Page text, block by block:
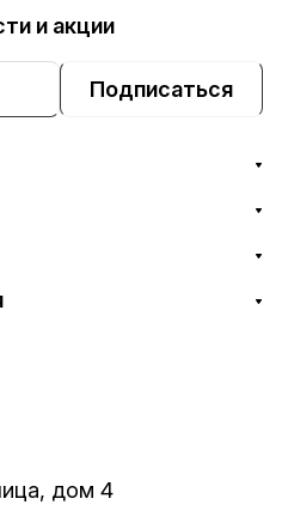
и акции
Подписаться
дом 4